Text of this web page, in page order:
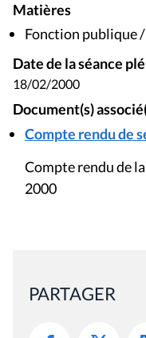
Matières
Fonction publique
Date de la séance
18/02/2000
Document(s)
Compte rendu de
Compte rendu de
2000
PARTAGER